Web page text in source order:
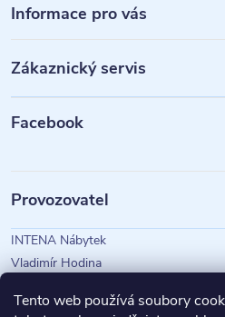
Tento web používá soubory
á
p
a
Informace pro vás
Zákaznický servis
Facebook
Provozovatel
INTENA Nábytek
Vladimír Hodina